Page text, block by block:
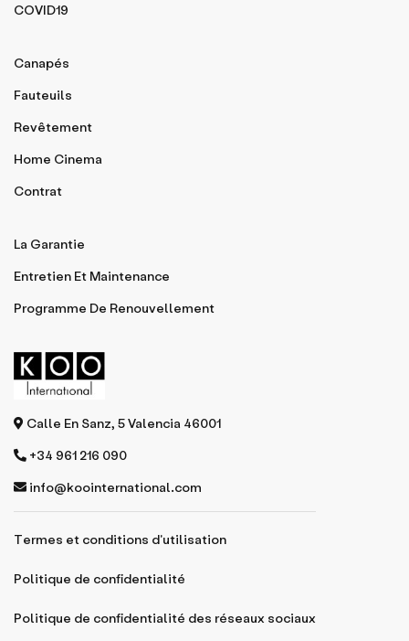
COVID19
Canapés
Fauteuils
Revêtement
Home Cinema
Contrat
La Garantie
Entretien Et Maintenance
Programme De Renouvellement
Calle En Sanz, 5 Valencia 46001
+34 961 216 090
info@koointernational.com
Termes et conditions d'utilisation
Politique de confidentialité
Politique de confidentialité des réseaux sociaux